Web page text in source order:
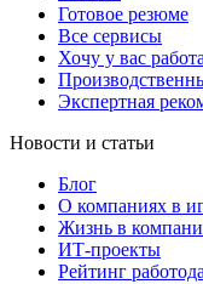
Готовое резюме
Все сервисы
Хочу у вас
Экспертная
Новости и статьи
Блог
О компаниях в
Жизнь в
ИТ-проекты
Рейтинг